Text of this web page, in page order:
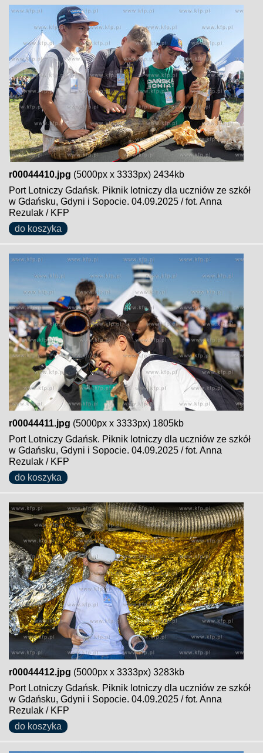
r00044410.jpg (5000px x 3333px) 2434kb
Port Lotniczy Gdańsk. Piknik lotniczy dla uczniów ze szkół
w Gdańsku, Gdyni i Sopocie. 04.09.2025 / fot. Anna
Rezulak / KFP
do koszyka
r00044411.jpg (5000px x 3333px) 1805kb
Port Lotniczy Gdańsk. Piknik lotniczy dla uczniów ze szkół
w Gdańsku, Gdyni i Sopocie. 04.09.2025 / fot. Anna
Rezulak / KFP
do koszyka
r00044412.jpg (5000px x 3333px) 3283kb
Port Lotniczy Gdańsk. Piknik lotniczy dla uczniów ze szkół
w Gdańsku, Gdyni i Sopocie. 04.09.2025 / fot. Anna
Rezulak / KFP
do koszyka